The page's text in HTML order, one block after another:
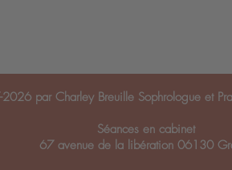
par Charley Breuille Sophrologue et
Séances en cabinet
67 avenue de la libération 06130